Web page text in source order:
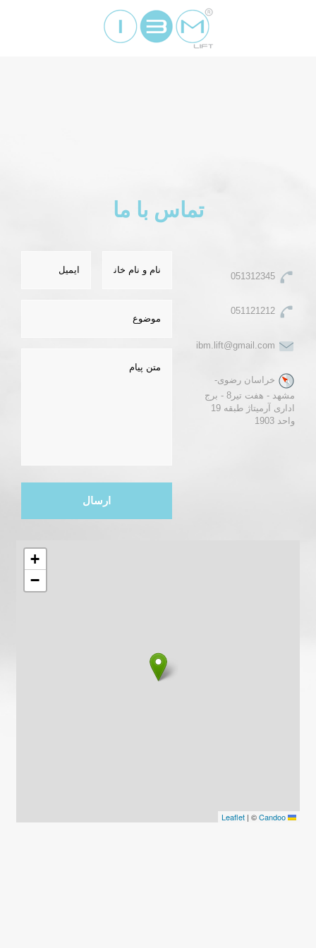
تماس با ما
051312345
051121212
ibm.lift@gmail.com
خراسان رضوی-
مشهد - هفت تیر8 - برج
اداری آرمیتاژ طبقه 19
واحد 1903
ارسال
+
−
| ©Candoo